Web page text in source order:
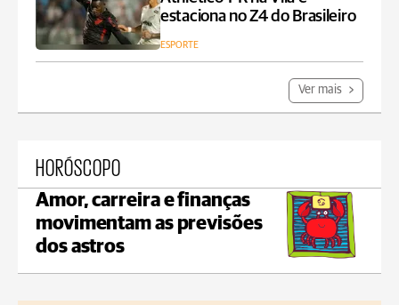
estaciona no Z4 do Brasileiro
ESPORTE
Ver mais
HORÓSCOPO
Amor, carreira e finanças
movimentam as previsões
dos astros